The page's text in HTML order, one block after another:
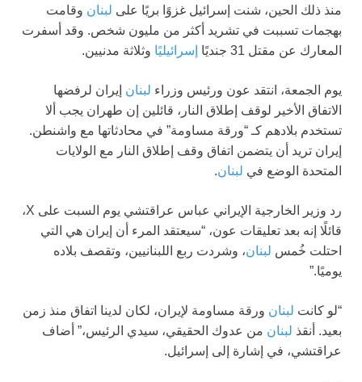
منذ ذلك الحين، شنت إسرائيل غزوًا بريًا على لبنان وقامت
بهجمات تسببت في تشريد أكثر من مليون شخص. وقد أسفرت
المعارك عن مقتل 31 جنديًا
إسرائيليًا وثلاثة مدنيين.
يوم الجمعة، انتقد عون ورئيس وزراء لبنان إيران لرفضها
الاتفاق الأخير لوقف إطلاق النار، قائلين إن طهران يجب ألا
تستخدم بلادهم كـ “ورقة مساومة” في محادثاتها مع واشنطن.
إيران تريد أن يتضمن اتفاق وقف إطلاق النار مع الولايات
المتحدة الوضع في لبنان.
رد وزير الخارجية الإيراني عباس عراقتشي يوم السبت على X،
قائلًا إنه بعد تعليقات عون، “سيعتقد المرء أن إيران هي التي
احتلت خُمس لبنان، وشردت ربع اللبنانيين، وتقصف بلاده
يوميًا.”
“لو كانت لبنان ورقة مساومة لإيران، لكان لدينا اتفاق منذ زمن
بعيد. أنقذ لبنان من عدوك الحقيقي، سيدي الرئيس،” أضاف
عراقتشي، في إشارة إلى إسرائيل.